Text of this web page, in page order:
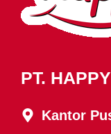
PT.
Kantor